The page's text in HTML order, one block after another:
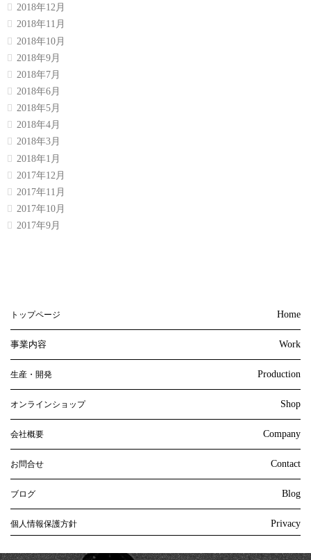
2018年12月
2018年11月
2018年10月
2018年9月
2018年7月
2018年6月
2018年5月
2018年4月
2018年3月
2018年1月
2017年12月
2017年11月
2017年10月
2017年9月
トップページ Home
事業内容 Work
生産・開発 Production
オンラインショップ Shop
会社概要 Company
お問合せ Contact
ブログ Blog
個人情報保護方針 Privacy